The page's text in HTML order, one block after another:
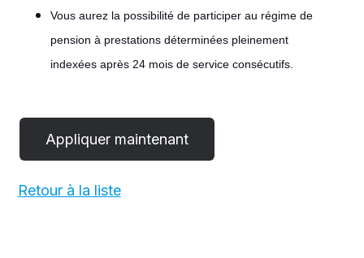
Vous aurez la possibilité de participer au régime de
pension à prestations déterminées pleinement
indexées après 24 mois de service consécutifs.
Retour à la liste